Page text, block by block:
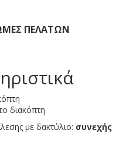
ΠΕΛΑΤΏΝ
διακόπτη
με δακτύλιο: συνεχής